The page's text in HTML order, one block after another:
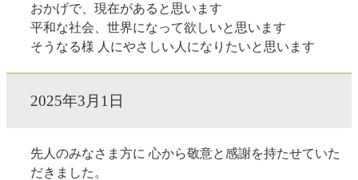
おかげで、現在があると思います
平和な社会、世界になって欲しいと思います
そうなる様 人にやさしい人になりたいと思います
2025年3月1日
先人のみなさま方に 心から敬意と感謝を持たせていた
だきました。